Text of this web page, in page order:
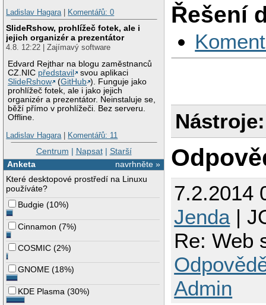
Ladislav Hagara| Komentářů: 0
SlideRshow, prohlížeč fotek, ale i
jejich organizér a prezentátor
4.8. 12:22 | Zajímavý software
Edvard Rejthar na blogu zaměstnanců
CZ.NIC představil
svou aplikaci
SlideRshow
(GitHub ). Funguje jako
prohlížeč fotek, ale i jako jejich
organizér a prezentátor. Neinstaluje se,
běží přímo v prohlížeči. Bez serveru.
Offline.
Ladislav Hagara| Komentářů: 11
Centrum | Napsat| Starší
navrhněte »
Anketa
Které desktopové prostředí na Linuxu
používáte?
Budgie (10%)
Cinnamon (7%)
COSMIC (2%)
GNOME (18%)
KDE Plasma (30%)
Řešení
Nástroje:
7.2.2014
Jenda |
Re: Web
Admin